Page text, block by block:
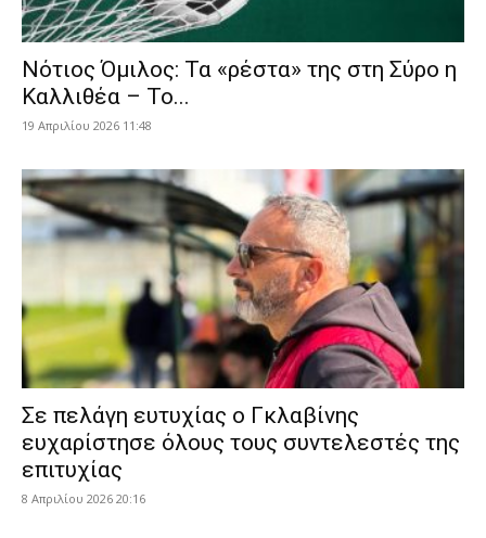
Νότιος Όμιλος: Τα «ρέστα» της στη Σύρο η
Καλλιθέα – Το...
19 Απριλίου 2026 11:48
Σε πελάγη ευτυχίας ο Γκλαβίνης
ευχαρίστησε όλους τους συντελεστές της
επιτυχίας
8 Απριλίου 2026 20:16